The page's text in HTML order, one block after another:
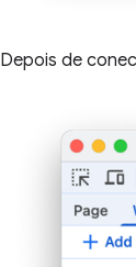
Depois de